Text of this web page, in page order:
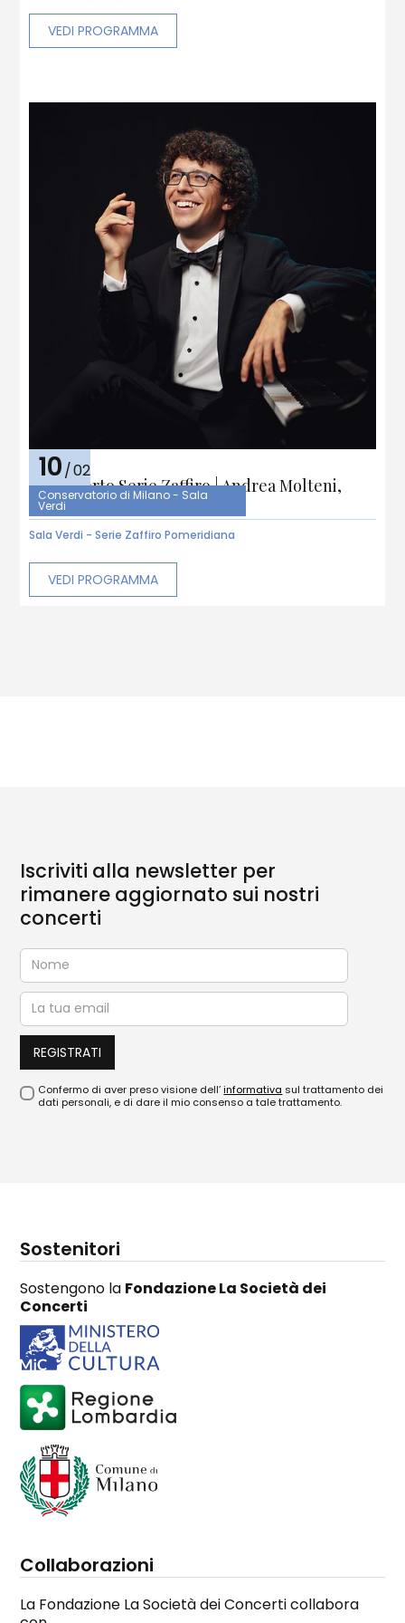
VEDI PROGRAMMA
10/02
Conservatorio di Milano - Sala
Verdi
5° Concerto Serie Zaffiro | Andrea Molteni,
pianoforte | “Alle Brahms”
Sala Verdi - Serie Zaffiro Pomeridiana
VEDI PROGRAMMA
Iscriviti alla newsletter per
rimanere aggiornato sui nostri
concerti
Confermo di aver preso visione dell’informativa sul trattamento dei
dati personali, e di dare il mio consenso a tale trattamento.
Sostenitori
Sostengono la Fondazione La Società dei
Concerti
Collaborazioni
La Fondazione La Società dei Concerti collabora